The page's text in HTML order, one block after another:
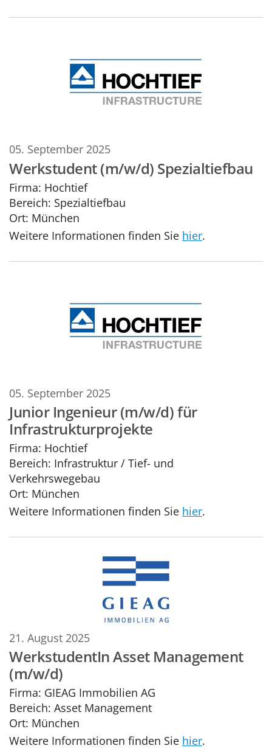
05. September 2025
Werkstudent (m/w/d) Spezialtiefbau
Firma: Hochtief
Bereich: Spezialtiefbau
Ort: München
Weitere Informationen finden Sie hier.
05. September 2025
Junior Ingenieur (m/w/d) für
Infrastrukturprojekte
Firma: Hochtief
Bereich: Infrastruktur / Tief- und
Verkehrswegebau
Ort: München
Weitere Informationen finden Sie hier.
21. August 2025
WerkstudentIn Asset Management
(m/w/d)
Firma: GIEAG Immobilien AG
Bereich: Asset Management
Ort: München
Weitere Informationen finden Sie hier.